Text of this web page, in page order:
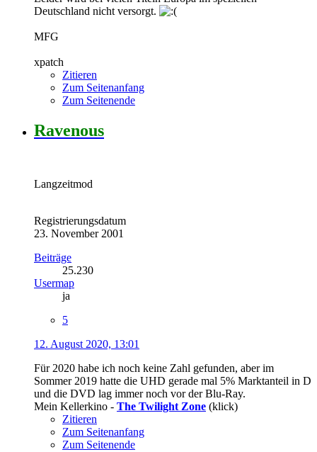
Deutschland nicht versorgt.
MFG
xpatch
Zitieren
Zum Seitenanfang
Zum Seitenende
Ravenous
Langzeitmod
Registrierungsdatum
23. November 2001
Beiträge
25.230
Usermap
ja
5
12. August 2020, 13:01
Für 2020 habe ich noch keine Zahl gefunden, aber im
Sommer 2019 hatte die UHD gerade mal 5% Marktanteil in D
und die DVD lag immer noch vor der Blu-Ray.
Mein Kellerkino - The Twilight Zone (klick)
Zitieren
Zum Seitenanfang
Zum Seitenende